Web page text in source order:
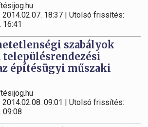
2014.02.07. 18:37 | Utolsó frissítés:
16:41
szabályok
településrendezési
építésügyi műszaki
2014.02.08. 09:01 | Utolsó frissítés:
09:08